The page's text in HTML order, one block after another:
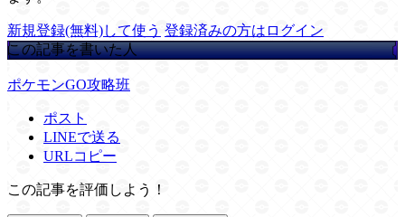
新規登録(無料)して使う 登録済みの方はログイン
この記事を書いた人
ポケモンGO攻略班
ポスト
LINEで送る
URLコピー
この記事を評価しよう！